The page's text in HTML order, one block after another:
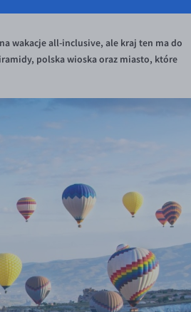
wakacje all-inclusive, ale kraj ten ma do
polska wioska oraz miasto, które